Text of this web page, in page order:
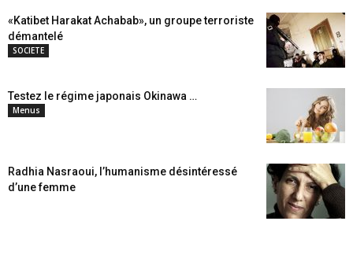
«Katibet Harakat Achabab», un groupe terroriste
démantelé
SOCIETE
Testez le régime japonais Okinawa …
Menus
Radhia Nasraoui, l’humanisme désintéressé
d’une femme